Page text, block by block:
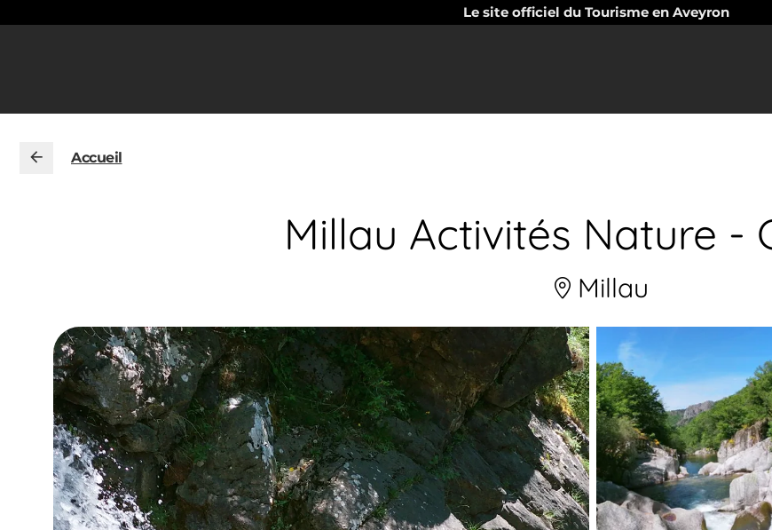
Le site officiel du Tourisme en Aveyron
Accueil
Millau Activités Nature -
Millau